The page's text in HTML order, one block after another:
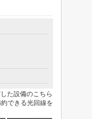
た設備のこちら
できる光回線を